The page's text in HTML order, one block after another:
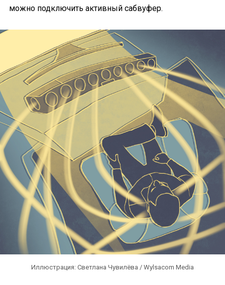
можно подключить активный сабвуфер.
Иллюстрация: Светлана Чувилёва / Wylsacom Media